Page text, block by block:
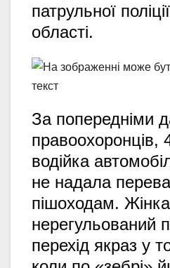
патрульної
області.
За попередніми
правоохоронців,
водійка
не надала
пішоходам.
нерегульований
перехід якраз у